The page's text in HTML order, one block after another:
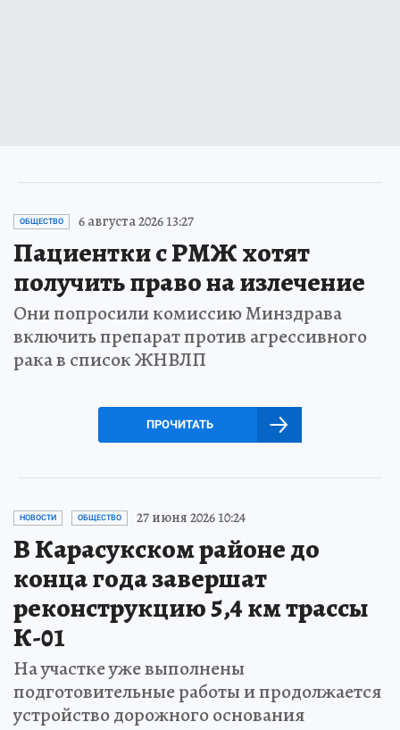
ОБЩЕСТВО 6 августа 2026 13:27
Пациентки с РМЖ хотят
получить право на излечение
Они попросили комиссию Минздрава
включить препарат против агрессивного
рака в список ЖНВЛП
ПРОЧИТАТЬ
НОВОСТИ ОБЩЕСТВО 27 июня 2026 10:24
В Карасукском районе до
конца года завершат
реконструкцию 5,4 км трассы
К-01
На участке уже выполнены
подготовительные работы и продолжается
устройство дорожного основания